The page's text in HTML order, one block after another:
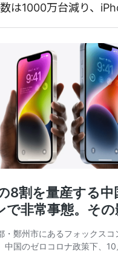
は1000万台減り、